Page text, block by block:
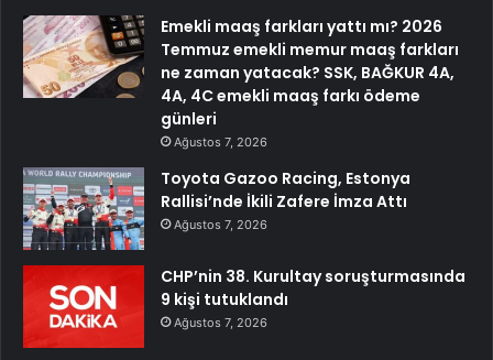
Emekli maaş farkları yattı mı? 2026
Temmuz emekli memur maaş farkları
ne zaman yatacak? SSK, BAĞKUR 4A,
4A, 4C emekli maaş farkı ödeme
günleri
Ağustos 7, 2026
Toyota Gazoo Racing, Estonya
Rallisi’nde İkili Zafere İmza Attı
Ağustos 7, 2026
CHP’nin 38. Kurultay soruşturmasında
9 kişi tutuklandı
Ağustos 7, 2026